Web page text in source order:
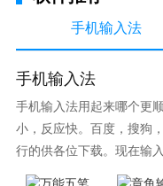
【积分商城】使用
等礼品等你兑换
赶集网app测评
优化了隐私权条款内
赶集功能优化，性能
手机输入法
手机输入法
手机输入法用起来哪个更
小，反应快。百度，搜狗
行的供各位下载。现在输
使用的词语，并且还有各